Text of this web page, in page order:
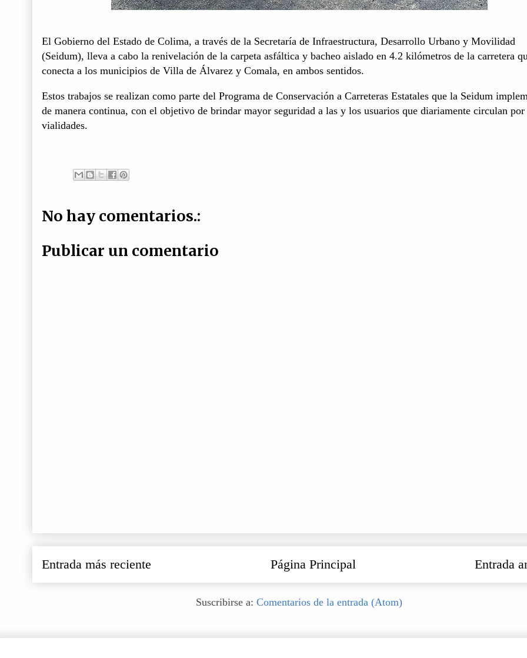
El Gobierno del Estado de Colima, a través de la Secretaría de Infraestructura, Desarrollo Urbano y Movilidad
(Seidum), lleva a cabo la renivelación de la carpeta asfáltica y bacheo aislado en 4.2 kilómetros de la carretera
conecta a los municipios de Villa de Álvarez y Comala, en ambos sentidos.
Estos trabajos se realizan como parte del Programa de Conservación a Carreteras Estatales que la Seidum
de manera continua, con el objetivo de brindar mayor seguridad a las y los usuarios que diariamente circulan por
vialidades.
No hay comentarios.:
Publicar un comentario
Entrada más reciente Entrada
Página Principal
Suscribirse a: Comentarios de la entrada (Atom)